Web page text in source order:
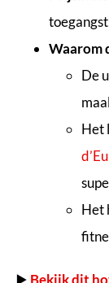
Waarom
De
Het
Het
▶️ Bekijk dit